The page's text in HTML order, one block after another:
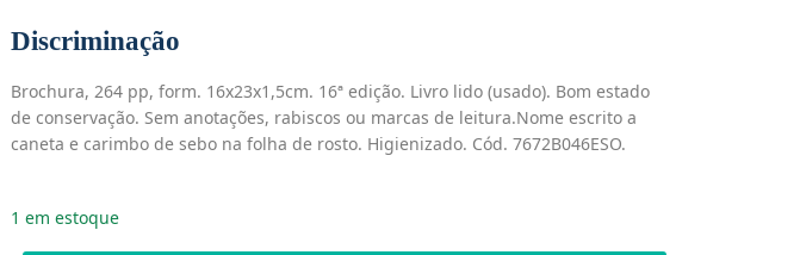
Discriminação
Brochura, 264 pp, form. 16x23x1,5cm. 16ª edição. Livro lido (usado). Bom estado
de conservação. Sem anotações, rabiscos ou marcas de leitura.Nome escrito a
caneta e carimbo de sebo na folha de rosto. Higienizado. Cód. 7672B046ESO.
1 em estoque